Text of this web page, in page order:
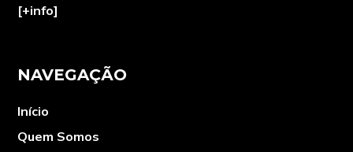
[+info]
NAVEGAÇÃO
Início
Quem Somos